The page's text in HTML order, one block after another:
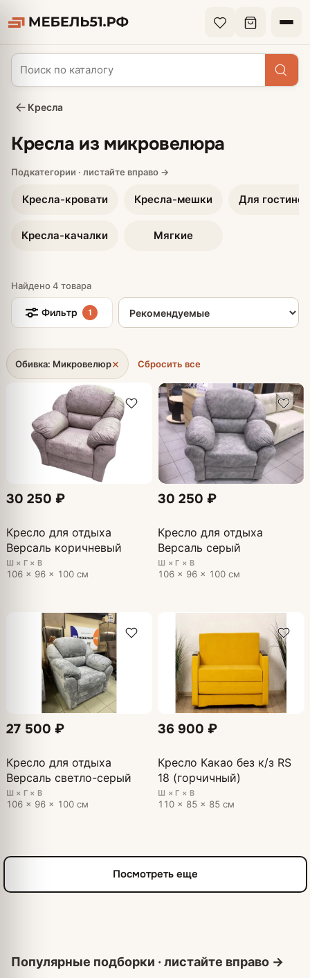
Кресла
Кресла из микровелюра
Кресла-кровати
Кресла-качалки
Кресла-мешки
Мягкие
Для гостиной
Найдено 4 товара
Фильтр 1
Сортировка товаров
Обивка: Микровелюр× Сбросить все
30 250 ₽
Кресло для отдыха
Версаль коричневый
Ш × Г × В
106 × 96 × 100 см
30 250 ₽
Кресло для отдыха
Версаль серый
Ш × Г × В
106 × 96 × 100 см
27 500 ₽
Кресло для отдыха
Версаль светло-серый
Ш × Г × В
106 × 96 × 100 см
36 900 ₽
Кресло Какао без к/з RS
18 (горчичный)
Ш × Г × В
110 × 85 × 85 см
Посмотреть еще